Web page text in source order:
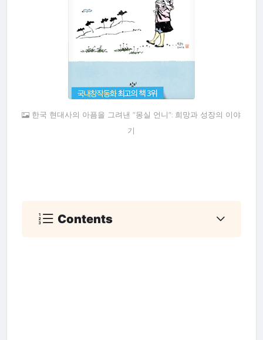
한국 현대사의 아픔을 그려낸 "몽실 언니": 희망과 성장의 이야
기
Contents